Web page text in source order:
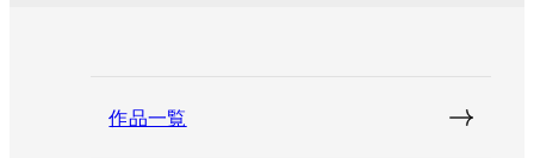
作品一覧